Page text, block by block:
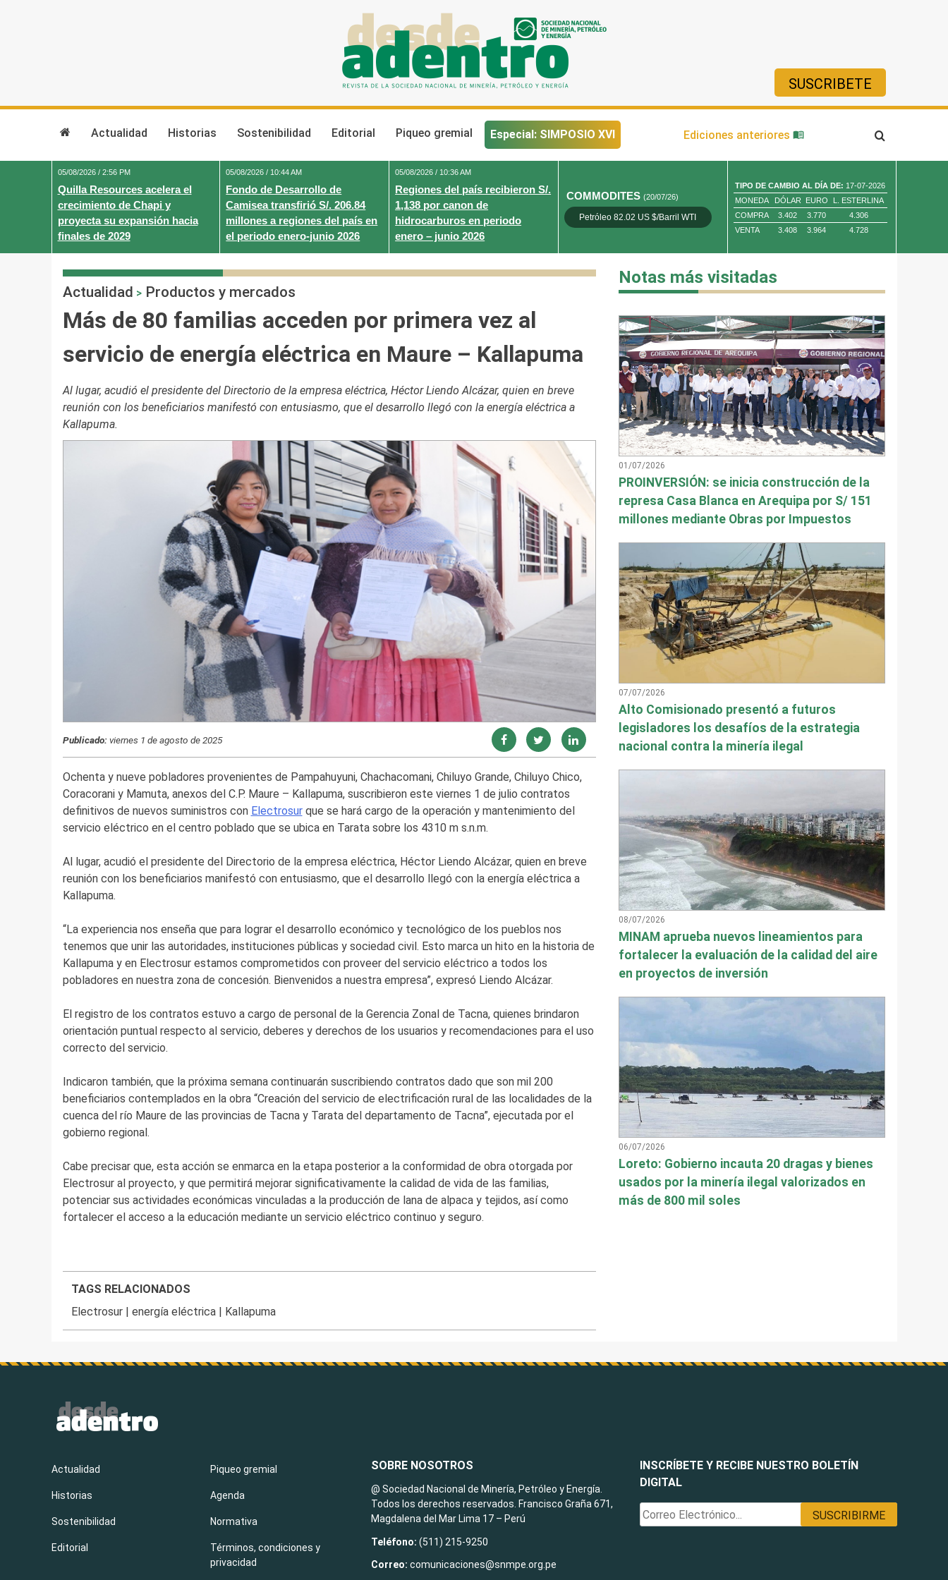
SUSCRIBETE
Actualidad Historias Sostenibilidad Editorial Piqueo gremial Especial: SIMPOSIO XVI Ediciones anteriores
05/08/2026 / 2:56 PM
Quilla Resources acelera el
crecimiento de Chapi y
proyecta su expansión hacia
finales de 2029
05/08/2026 / 10:44 AM
Fondo de Desarrollo de
Camisea transfirió S/. 206.84
millones a regiones del país en
el periodo enero-junio 2026
05/08/2026 / 10:36 AM
Regiones del país recibieron S/.
1,138 por canon de
hidrocarburos en periodo
enero – junio 2026
COMMODITES(20/07/26)
Petróleo 82.02 US $/Barril WTI Oro 4,010.80 US $/ Oz. Tr.
TIPO DE CAMBIO AL DÍA DE: 17-07-2026
MONEDA
DÓLAR EURO
L. ESTERLINA
COMPRA
3.402 3.770
4.306
VENTA
3.408 3.964 4.728
Actualidad > Productos y mercados
Más de 80 familias acceden por primera vez al
servicio de energía eléctrica en Maure – Kallapuma
Al lugar, acudió el presidente del Directorio de la empresa eléctrica, Héctor Liendo Alcázar, quien en breve
reunión con los beneficiarios manifestó con entusiasmo, que el desarrollo llegó con la energía eléctrica a
Kallapuma.
Publicado:viernes 1 de agosto de 2025
Ochenta y nueve pobladores provenientes de Pampahuyuni, Chachacomani, Chiluyo Grande, Chiluyo Chico,
Coracorani y Mamuta, anexos del C.P. Maure – Kallapuma, suscribieron este viernes 1 de julio contratos
definitivos de nuevos suministros con Electrosurque se hará cargo de la operación y mantenimiento del
servicio eléctrico en el centro poblado que se ubica en Tarata sobre los 4310 m s.n.m.
Al lugar, acudió el presidente del Directorio de la empresa eléctrica, Héctor Liendo Alcázar, quien en breve
reunión con los beneficiarios manifestó con entusiasmo, que el desarrollo llegó con la energía eléctrica a
Kallapuma.
“La experiencia nos enseña que para lograr el desarrollo económico y tecnológico de los pueblos nos
tenemos que unir las autoridades, instituciones públicas y sociedad civil. Esto marca un hito en la historia de
Kallapuma y en Electrosur estamos comprometidos con proveer del servicio eléctrico a todos los
pobladores en nuestra zona de concesión. Bienvenidos a nuestra empresa”, expresó Liendo Alcázar.
El registro de los contratos estuvo a cargo de personal de la Gerencia Zonal de Tacna, quienes brindaron
orientación puntual respecto al servicio, deberes y derechos de los usuarios y recomendaciones para el uso
correcto del servicio.
Indicaron también, que la próxima semana continuarán suscribiendo contratos dado que son mil 200
beneficiarios contemplados en la obra “Creación del servicio de electrificación rural de las localidades de la
cuenca del río Maure de las provincias de Tacna y Tarata del departamento de Tacna”, ejecutada por el
gobierno regional.
Cabe precisar que, esta acción se enmarca en la etapa posterior a la conformidad de obra otorgada por
Electrosur al proyecto, y que permitirá mejorar significativamente la calidad de vida de las familias,
potenciar sus actividades económicas vinculadas a la producción de lana de alpaca y tejidos, así como
fortalecer el acceso a la educación mediante un servicio eléctrico continuo y seguro.
TAGS RELACIONADOS
Electrosur |energía eléctrica | Kallapuma
Notas más visitadas
01/07/2026
PROINVERSIÓN: se inicia construcción de la
represa Casa Blanca en Arequipa por S/ 151
millones mediante Obras por Impuestos
07/07/2026
Alto Comisionado presentó a futuros
legisladores los desafíos de la estrategia
nacional contra la minería ilegal
08/07/2026
MINAM aprueba nuevos lineamientos para
fortalecer la evaluación de la calidad del aire
en proyectos de inversión
06/07/2026
Loreto: Gobierno incauta 20 dragas y bienes
usados por la minería ilegal valorizados en
más de 800 mil soles
INSCRÍBETE Y RECIBE NUESTRO BOLETÍN
DIGITAL
Actualidad
Historias
Sostenibilidad
Editorial
Piqueo gremial
Agenda
Normativa
Términos, condiciones y
privacidad
SOBRE NOSOTROS
@ Sociedad Nacional de Minería, Petróleo y Energía.
Todos los derechos reservados. Francisco Graña 671,
Magdalena del Mar Lima 17 – Perú
Teléfono: (511) 215-9250
Correo:comunicaciones@snmpe.org.pe